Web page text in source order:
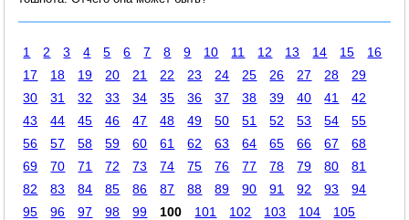
1 2 3 4 5 6 7 8 9 10 11 12 13 14 15
16
17
18 19 20 21 22 23 24 25 26 27 28
29
30
31 32 33 34 35 36 37 38 39 40 41
42
43
44 45 46 47 48 49 50 51 52 53 54
55
56
57 58 59 60 61 62 63 64 65 66 67
68
69
70 71 72 73 74 75 76 77 78 79 80
81
82
83 84 85 86 87 88 89 90 91 92 93
94
95
96 97 98 99 100 101 102 103 104
105